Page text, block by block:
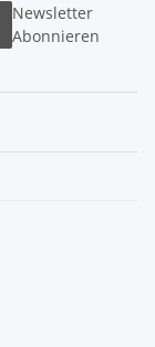
Newsletter
Abonnieren